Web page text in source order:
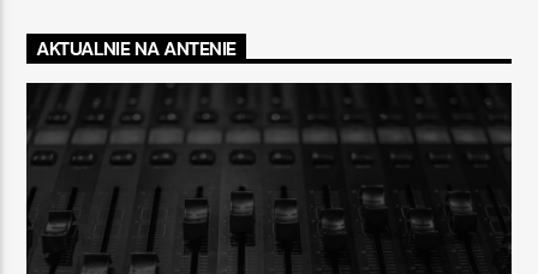
AKTUALNIE NA ANTENIE